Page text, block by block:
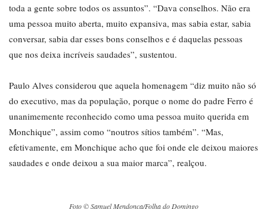
toda a gente sobre todos os assuntos”. “Dava conselhos. Não era
uma pessoa muito aberta, muito expansiva, mas sabia estar, sabia
conversar, sabia dar esses bons conselhos e é daquelas pessoas
que nos deixa incríveis saudades”, sustentou.
Paulo Alves considerou que aquela homenagem “diz muito não só
do executivo, mas da população, porque o nome do padre Ferro é
unanimemente reconhecido como uma pessoa muito querida em
Monchique”, assim como “noutros sítios também”. “Mas,
efetivamente, em Monchique acho que foi onde ele deixou maiores
saudades e onde deixou a sua maior marca”, realçou.
Foto © Samuel Mendonça/Folha do Domingo